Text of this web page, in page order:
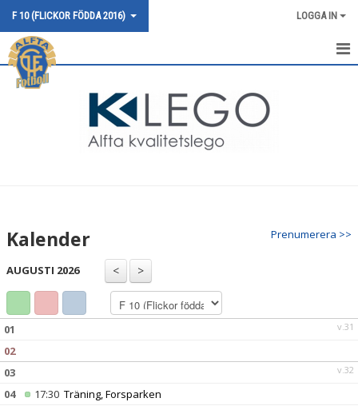
F 10 (FLICKOR FÖDDA 2016) LOGGA IN
HEM
KONTAKT
Prenumerera >>
Kalender
AUGUSTI 2026
v.31
01
02
v.32
03
04
17:30 Träning, Forsparken